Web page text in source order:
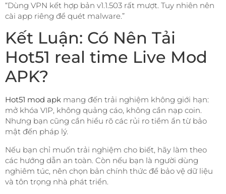
“Dùng VPN kết hợp bản v1.1.503 rất mượt. Tuy nhiên nên
cài app riêng để quét malware.”
Kết Luận: Có Nên Tải
Hot51 real time Live Mod
APK?
Hot51 mod apk mang đến trải nghiệm không giới hạn:
mở khóa VIP, không quảng cáo, không cần nạp coin.
Nhưng bạn cũng cần hiểu rõ các rủi ro tiềm ẩn từ bảo
mật đến pháp lý.
Nếu bạn chỉ muốn trải nghiệm cho biết, hãy làm theo
các hướng dẫn an toàn. Còn nếu bạn là người dùng
nghiêm túc, nên chọn bản chính thức để bảo vệ dữ liệu
và tôn trọng nhà phát triển.